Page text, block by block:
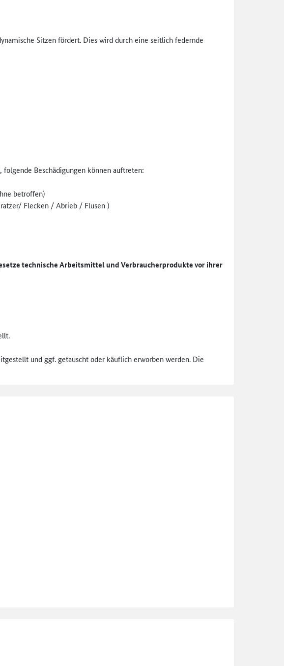
Sitzen fördert. Dies wird durch eine seitlich federnde
Beschädigungen können auftreten:
betroffen)
Flecken / Abrieb / Flusen )
technische Arbeitsmittel und Verbraucherprodukte vor ihrer
und ggf. getauscht oder käuflich erworben werden. Die